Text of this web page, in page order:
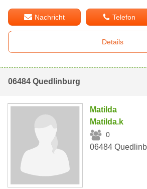
Nachricht Telefon
Details
06484 Quedlinburg
Matilda
Matilda.k
0
06484